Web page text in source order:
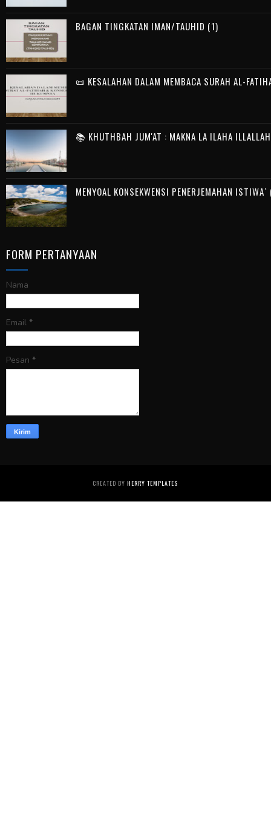
BAGAN TINGKATAN IMAN/TAUHID (1)
📜 KESALAHAN DALAM MEMBACA SURAH AL-
📚 KHUTHBAH JUM'AT : MAKNA LA ILAHA
MENYOAL KONSEKWENSI PENERJEMAHAN
FORM PERTANYAAN
Nama
Email *
Pesan *
CREATED BYHERRY TEMPLATES